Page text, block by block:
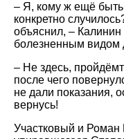
– Я, кому ж ещё
конкретно
объяснил, – Калинин
болезненным видом
– Не здесь,
после чего
не дали показания,
вернусь!
Участковый и